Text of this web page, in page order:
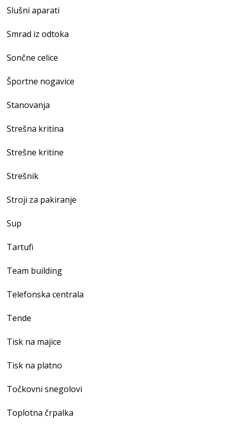
Slušni aparati
Smrad iz odtoka
Sončne celice
Športne nogavice
Stanovanja
Strešna kritina
Strešne kritine
Strešnik
Stroji za pakiranje
Sup
Tartufi
Team building
Telefonska centrala
Tende
Tisk na majice
Tisk na platno
Točkovni snegolovi
Toplotna črpalka